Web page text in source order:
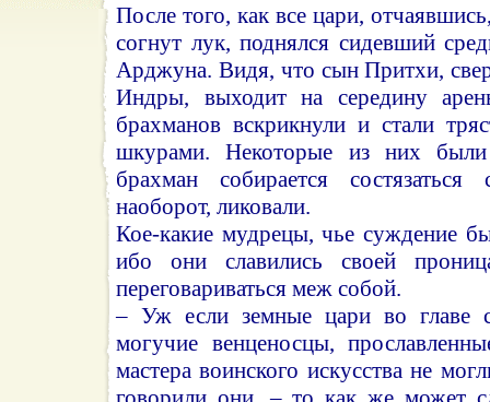
После того, как все цари,
согнут лук, поднялся сидевший
Арджуна. Видя, что сын Притхи,
Индры, выходит на середину
брахманов вскрикнули и стали
шкурами. Некоторые из них
брахман собирается
наоборот, ликовали.
Кое-какие мудрецы, чье суждение
ибо они славились своей
переговариваться меж собой.
– Уж если земные цари во главе
могучие венценосцы,
мастера воинского искусства не